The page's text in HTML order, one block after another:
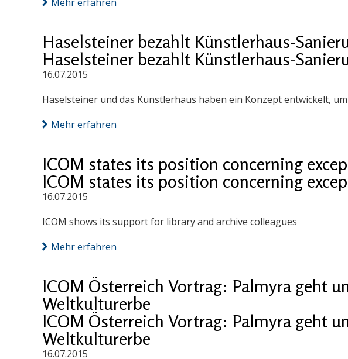
Haselsteiner bezahlt Künstlerhaus-
Haselsteiner bezahlt Künstlerhaus-
16.07.2015
Haselsteiner und das Künstlerhaus haben ein Konzept entwickelt,
Mehr erfahren
ICOM states its position concerning
ICOM states its position concerning
16.07.2015
ICOM shows its support for library and archive colleagues
Mehr erfahren
ICOM Österreich Vortrag: Palmyra geht
Weltkulturerbe
ICOM Österreich Vortrag: Palmyra geht
Weltkulturerbe
16.07.2015